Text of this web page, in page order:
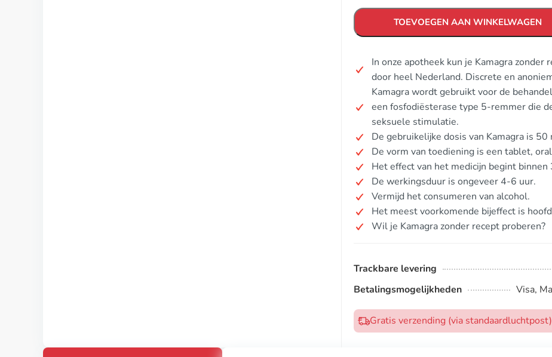
TOEVOEGEN AAN WINKELWAGEN
In onze apotheek kun je Kamagra
door heel Nederland. Discrete en
Kamagra wordt gebruikt voor de
een fosfodiësterase type 5-remmer die
seksuele stimulatie.
De gebruikelijke dosis van Kamagra is
De vorm van toediening is een tablet,
Het effect van het medicijn begint
De werkingsduur is ongeveer 4-6 uur.
Vermijd het consumeren van alcohol.
Het meest voorkomende bijeffect is
Wil je Kamagra zonder recept proberen?
Trackbare levering
Betalingsmogelijkheden
Visa,
Gratis verzending (via